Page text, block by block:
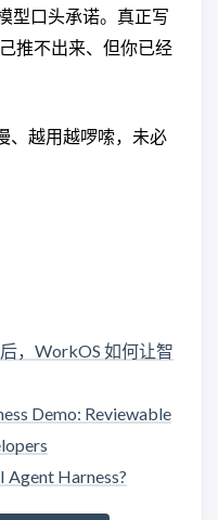
型口头承诺。真正写
推不出来、但你已经
、越用越啰嗦，未必
，WorkOS 如何让智
Demo: Reviewable
Agent Harness?